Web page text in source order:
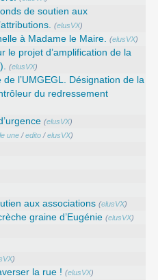
de soutien aux
(elusVX)
à Madame le Maire. (elusVX)
le projet d’amplification de la
(elusVX)
l’UMGEGL. Désignation de la
du redressement
(elusVX)
une /edito /elusVX)
aux associations (elusVX)
graine d’Eugénie (elusVX)
)
la rue ! (elusVX)